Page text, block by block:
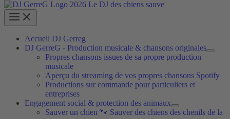
Accueil DJ Gerreg
DJ GerreG - Production musicale & chansons originales
Propres chansons issues de sa propre production
musicale
Aperçu du streaming de vos propres chansons Spotify
Productions sur commande pour particuliers et
entreprises
Engagement social & protection des animaux
Sauver un chien 🐾 Sauver des chiens des chenils de la